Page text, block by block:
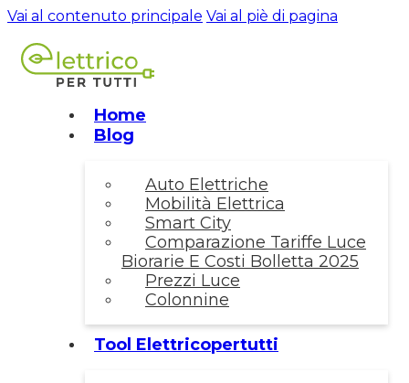
Vai al contenuto principale Vai al piè di pagina
Home
Blog
Auto Elettriche
Mobilità Elettrica
Smart City
Comparazione Tariffe Luce
Biorarie E Costi Bolletta 2025
Prezzi Luce
Colonnine
Tool Elettricopertutti